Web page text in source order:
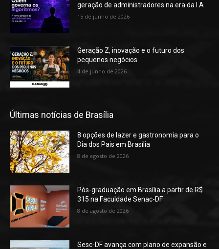
geração de administradores na era da I.A
15 de junho de 2026
Geração Z, inovação e o futuro dos
pequenos negócios
4 de junho de 2026
Últimas notícias de Brasília
8 opções de lazer e gastronomia para o
Dia dos Pais em Brasília
8 de agosto de 2026
Pós-graduação em Brasília a partir de R$
315 na Faculdade Senac-DF
8 de agosto de 2026
Sesc-DF avança com plano de expansão e